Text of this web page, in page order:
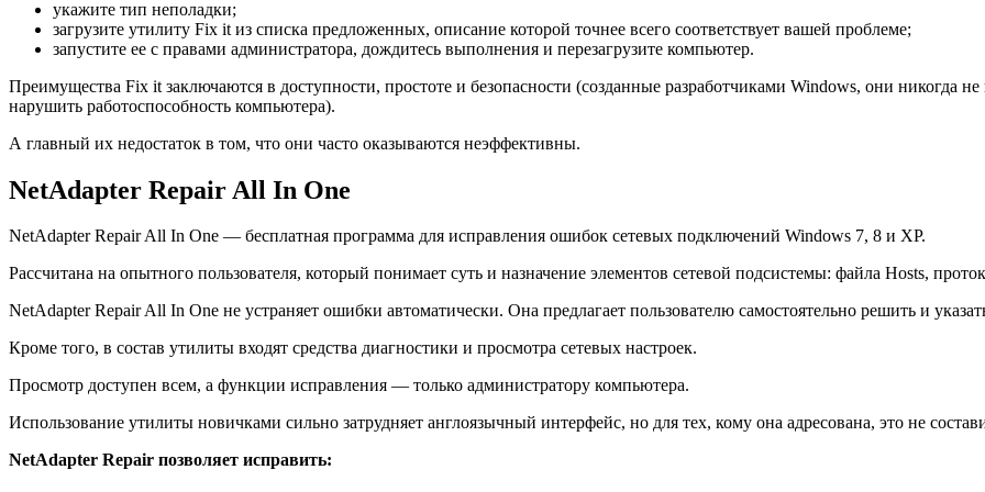
укажите тип неполадки;
загрузите утилиту Fix it из списка предложенных, описание которой точнее всего соответствует вашей проблеме;
запустите ее с правами администратора, дождитесь выполнения и перезагрузите компьютер.
Преимущества Fix it заключаются в доступности, простоте и безопасности (созданные разработчиками Windows, они никогда
нарушить работоспособность компьютера).
А главный их недостаток в том, что они часто оказываются неэффективны.
NetAdapter Repair All In One
NetAdapter Repair All In One — бесплатная программа для исправления ошибок сетевых подключений Windows 7, 8 и XP.
Рассчитана на опытного пользователя, который понимает суть и назначение элементов сетевой подсистемы: файла Hosts,
NetAdapter Repair All In One не устраняет ошибки автоматически. Она предлагает пользователю самостоятельно решить и
Кроме того, в состав утилиты входят средства диагностики и просмотра сетевых настроек.
Просмотр доступен всем, а функции исправления — только администратору компьютера.
Использование утилиты новичками сильно затрудняет англоязычный интерфейс, но для тех, кому она адресована, это не
NetAdapter Repair позволяет исправить: